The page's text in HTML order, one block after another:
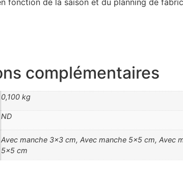
complémentaires
0,100 kg
ND
Avec manche 3×3 cm, Avec manche 5×5 cm, Avec
5×5 cm